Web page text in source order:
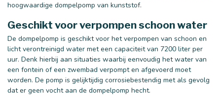
hoogwaardige dompelpomp van kunststof.
Geschikt voor verpompen schoon water
De dompelpomp is geschikt voor het verpompen van schoon en
licht verontreinigd water met een capaciteit van 7200 liter per
uur. Denk hierbij aan situaties waarbij eenvoudig het water van
een fontein of een zwembad verpompt en afgevoerd moet
worden. De pomp is gelijktijdig corrosiebestendig met als gevolg
dat er geen vocht aan de dompelpomp hecht.